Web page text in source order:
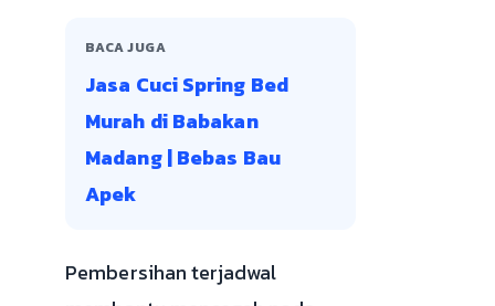
BACA JUGA
Jasa Cuci Spring Bed
Murah di Babakan
Madang | Bebas Bau
Apek
Pembersihan terjadwal